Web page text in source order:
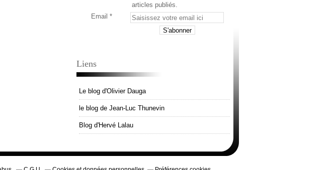
articles publiés.
Email
Liens
Le blog d'Olivier Dauga
le blog de Jean-Luc Thunevin
Blog d'Hervé Lalau